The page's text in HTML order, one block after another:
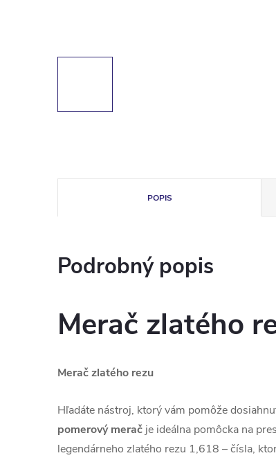
POPIS
Podrobný popis
Merač zlatého
Merač zlatého rezu
Hľadáte nástroj, ktorý vám pomôže
pomerový merač je ideálna pomôcka na
legendárneho zlatého rezu 1,618 – čísla,